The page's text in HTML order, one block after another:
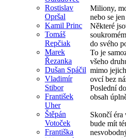
Rostislav
Opršal
Kamil Princ
Tomáš
Repčiak
Marek
Řezanka
Dušan Spáčil
Vladimír
Stibor
František
Uher
Štěpán
Votoček
Františka
Miliony,
nebo se
Některé
do svého
To je
všeho
mimo
ovcí bez
Poslední
obsah
Skončí éra
bude mít